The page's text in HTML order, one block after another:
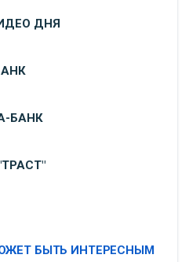
ДНЯ
БАНК
БЫТЬ ИНТЕРЕСНЫМ